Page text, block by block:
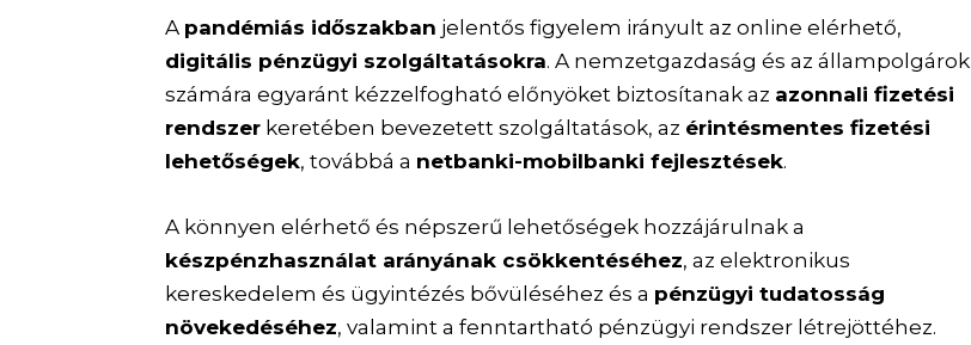
A pandémiás időszakban jelentős figyelem irányult az online elérhető,
digitális pénzügyi szolgáltatásokra. A nemzetgazdaság és az állampolgárok
számára egyaránt kézzelfogható előnyöket biztosítanak az azonnali fizetési
rendszer keretében bevezetett szolgáltatások, az érintésmentes fizetési
lehetőségek, továbbá a netbanki-mobilbanki fejlesztések.
A könnyen elérhető és népszerű lehetőségek hozzájárulnak a
készpénzhasználat arányának csökkentéséhez, az elektronikus
kereskedelem és ügyintézés bővüléséhez és a pénzügyi tudatosság
növekedéséhez, valamint a fenntartható pénzügyi rendszer létrejöttéhez.